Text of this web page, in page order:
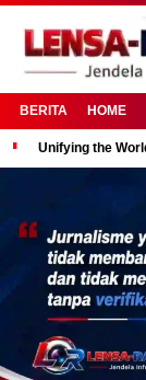
BERITA HOME
Unifying the